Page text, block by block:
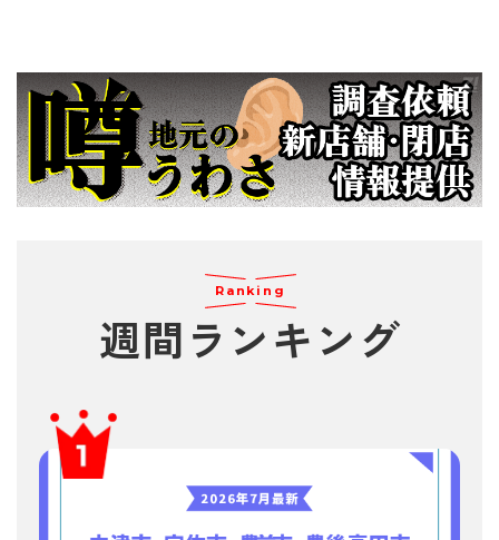
Ranking
週間 ランキング